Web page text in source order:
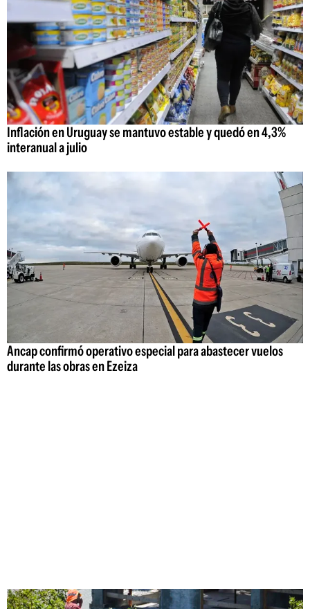
Inflación en Uruguay se mantuvo estable y quedó en 4,3%
interanual a julio
Ancap confirmó operativo especial para abastecer vuelos
durante las obras en Ezeiza